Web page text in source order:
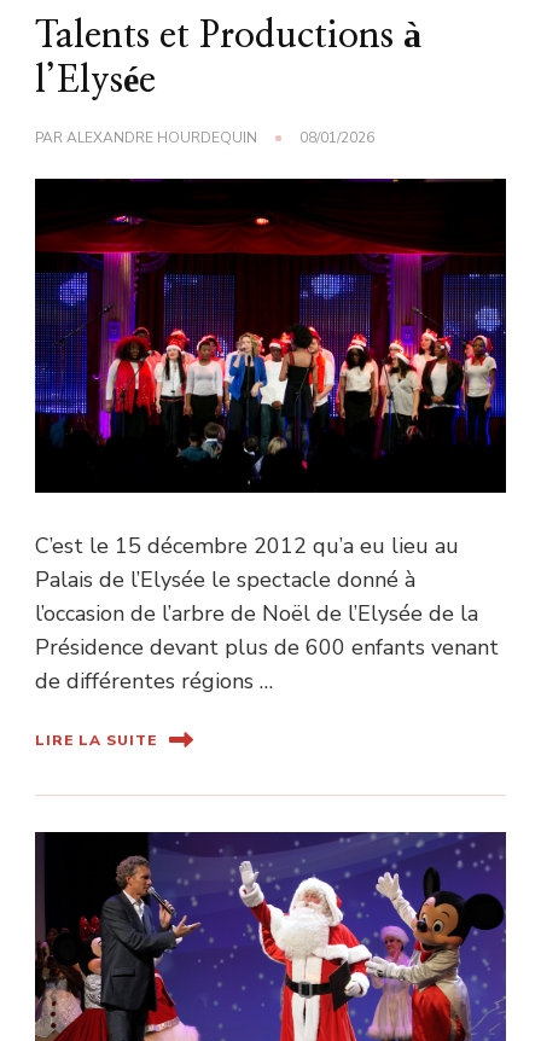
Talents et Productions à
l’Elysée
PARALEXANDRE HOURDEQUIN 08/01/2026
C’est le 15 décembre 2012 qu’a eu lieu au
Palais de l’Elysée le spectacle donné à
l’occasion de l’arbre de Noël de l’Elysée de la
Présidence devant plus de 600 enfants venant
de différentes régions …
LIRE LA SUITE